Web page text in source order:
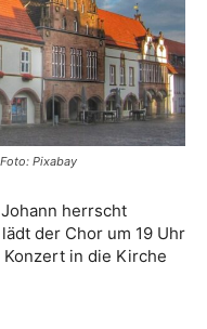
Pixabay
herrscht
der Chor um 19 Uhr
in die Kirche